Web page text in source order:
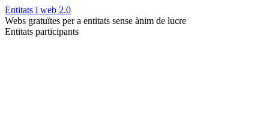
Entitats i web 2.0
Webs gratuïtes per a entitats sense ànim de lucre
Entitats participants